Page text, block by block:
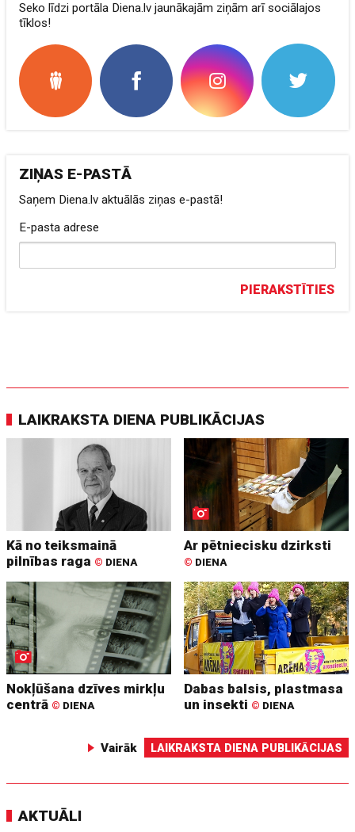
Seko līdzi portāla Diena.lv jaunākajām ziņām arī sociālajos
tīklos!
ZIŅAS E-PASTĀ
Saņem Diena.lv aktuālās ziņas e-pastā!
E-pasta adrese
PIERAKSTĪTIES
LAIKRAKSTA DIENA PUBLIKĀCIJAS
Kā no teiksmainā
pilnības raga © DIENA
Ar pētniecisku dzirksti
© DIENA
Nokļūšana dzīves mirkļu
centrā © DIENA
Dabas balsis, plastmasa
un insekti © DIENA
Vairāk LAIKRAKSTA DIENA PUBLIKĀCIJAS
AKTUĀLI